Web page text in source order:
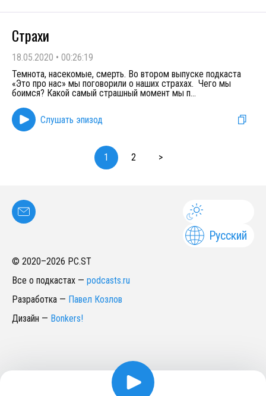
Страхи
18.05.2020 • 00:26:19
Темнота, насекомые, смерть. Во втором выпуске подкаста
«Это про нас» мы поговорили о наших страхах. Чего мы
боимся? Какой самый страшный момент мы п...
Слушать эпизод
1 2 >
Русский
© 2020–2026 PC.ST
Все о подкастах — podcasts.ru
Разработка — Павел Козлов
Дизайн — Bonkers!